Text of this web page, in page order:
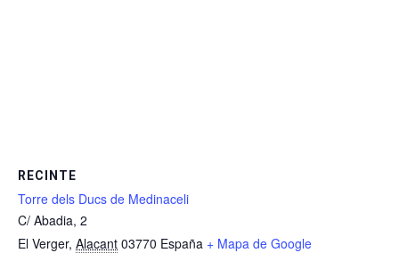
RECINTE
Torre dels Ducs de Medinaceli
C/ Abadia, 2
El Verger, Alacant 03770 España + Mapa de Google